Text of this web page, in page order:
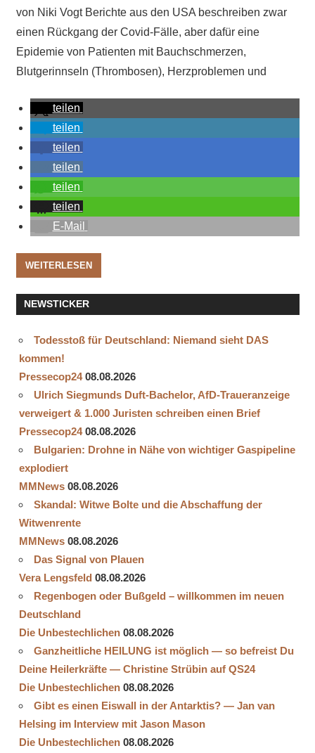
von Niki Vogt Berichte aus den USA beschreiben zwar
einen Rückgang der Covid-Fälle, aber dafür eine
Epidemie von Patienten mit Bauchschmerzen,
Blutgerinnseln (Thrombosen), Herzproblemen und
teilen
teilen
teilen
teilen
teilen
teilen
E-Mail
WEITERLESEN
NEWSTICKER
Todesstoß für Deutschland: Niemand sieht DAS
kommen!
Pressecop24 08.08.2026
Ulrich Siegmunds Duft-Bachelor, AfD-Traueranzeige
verweigert & 1.000 Juristen schreiben einen Brief
Pressecop24 08.08.2026
Bulgarien: Drohne in Nähe von wichtiger Gaspipeline
explodiert
MMNews 08.08.2026
Skandal: Witwe Bolte und die Abschaffung der
Witwenrente
MMNews 08.08.2026
Das Signal von Plauen
Vera Lengsfeld 08.08.2026
Regenbogen oder Bußgeld – willkommen im neuen
Deutschland
Die Unbestechlichen 08.08.2026
Ganzheitliche HEILUNG ist möglich — so befreist Du
Deine Heilerkräfte — Christine Strübin auf QS24
Die Unbestechlichen 08.08.2026
Gibt es einen Eiswall in der Antarktis? — Jan van
Helsing im Interview mit Jason Mason
Die Unbestechlichen 08.08.2026